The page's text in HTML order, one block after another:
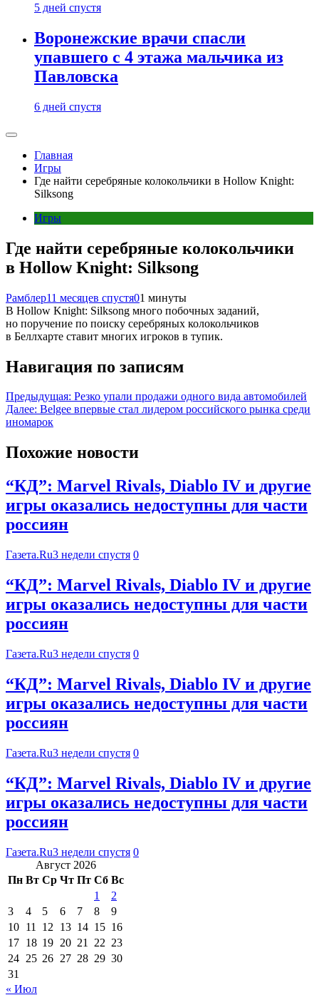
5 дней спустя
Воронежские врачи спасли
упавшего с 4 этажа мальчика из
Павловска
6 дней спустя
Главная
Игры
Где найти серебряные колокольчики в Hollow Knight:
Silksong
Игры
Где найти серебряные колокольчики
в Hollow Knight: Silksong
Рамблер11 месяцев спустя01 минуты
В Hollow Knight: Silksong много побочных заданий,
но поручение по поиску серебряных колокольчиков
в Беллхарте ставит многих игроков в тупик.
Навигация по записям
Предыдущая: Резко упали продажи одного вида автомобилей
Далее: Belgee впервые стал лидером российского рынка среди
иномарок
Похожие новости
“КД”: Marvel Rivals, Diablo IV и другие
игры оказались недоступны для части
россиян
Газета.Ru3 недели спустя 0
“КД”: Marvel Rivals, Diablo IV и другие
игры оказались недоступны для части
россиян
Газета.Ru3 недели спустя 0
“КД”: Marvel Rivals, Diablo IV и другие
игры оказались недоступны для части
россиян
Газета.Ru3 недели спустя 0
“КД”: Marvel Rivals, Diablo IV и другие
игры оказались недоступны для части
россиян
Газета.Ru3 недели спустя 0
Август 2026
Пн Вт Ср Чт Пт Сб Вс
1
2
3
4 5 6 7 8
9
10 11 12 13 14 15 16
17 18 19 20 21 22 23
24 25 26 27 28 29 30
31
« Июл